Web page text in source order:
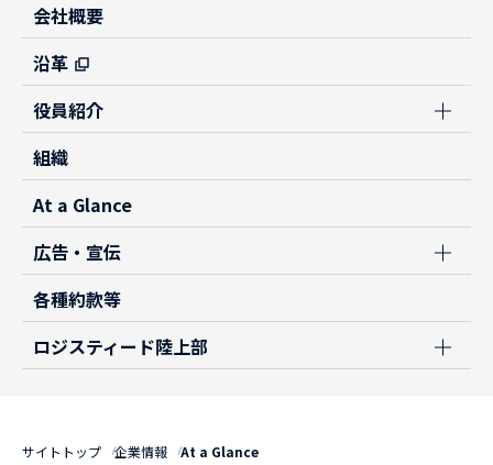
会社概要
沿革
役員紹介
組織
At a Glance
広告・宣伝
各種約款等
ロジスティード陸上部
サイトトップ 企業情報 At a Glance